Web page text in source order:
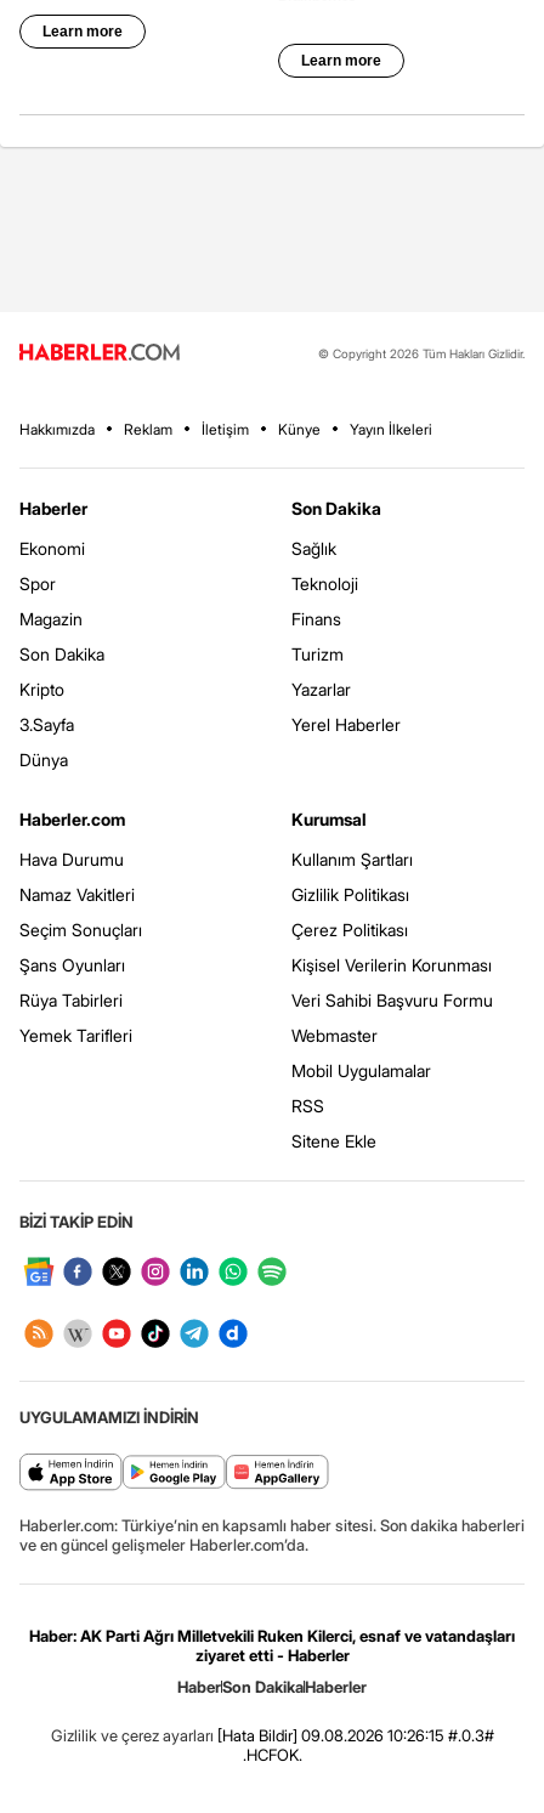
© Copyright 2026 Tüm Hakları Gizlidir.
Hakkımızda Reklam İletişim Künye Yayın İlkeleri
Haberler
Ekonomi
Spor
Magazin
Son Dakika
Kripto
3.Sayfa
Dünya
Son Dakika
Sağlık
Teknoloji
Finans
Turizm
Yazarlar
Yerel Haberler
Haberler.com
Hava Durumu
Namaz Vakitleri
Seçim Sonuçları
Şans Oyunları
Rüya Tabirleri
Yemek Tarifleri
Kurumsal
Kullanım Şartları
Gizlilik Politikası
Çerez Politikası
Kişisel Verilerin Korunması
Veri Sahibi Başvuru Formu
Webmaster
Mobil Uygulamalar
RSS
Sitene Ekle
BİZİ TAKİP EDİN
UYGULAMAMIZI İNDİRİN
Haberler.com: Türkiye’nin en kapsamlı haber sitesi. Son dakika haberleri
ve en güncel gelişmeler Haberler.com’da.
Haber: AK Parti Ağrı Milletvekili Ruken Kilerci, esnaf ve vatandaşları
ziyaret etti - Haberler
HaberSon DakikaHaberler
Gizlilik ve çerez ayarları [Hata Bildir] 09.08.2026 10:26:15 #.0.3#
.HCFOK.